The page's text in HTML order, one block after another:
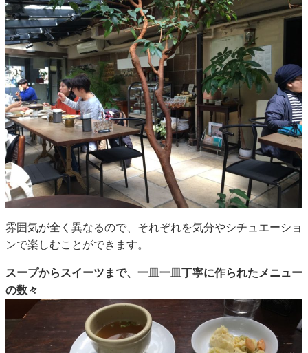
雰囲気が全く異なるので、それぞれを気分やシチュエーショ
ンで楽しむことができます。
スープからスイーツまで、一皿一皿丁寧に作られたメニュー
の数々